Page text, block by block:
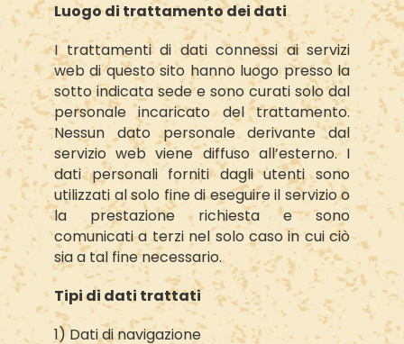
Luogo di trattamento dei dati
I trattamenti di dati connessi ai servizi
web di questo sito hanno luogo presso la
sotto indicata sede e sono curati solo dal
personale incaricato del trattamento.
Nessun dato personale derivante dal
servizio web viene diffuso all’esterno. I
dati personali forniti dagli utenti sono
utilizzati al solo fine di eseguire il servizio o
la prestazione richiesta e sono
comunicati a terzi nel solo caso in cui ciò
sia a tal fine necessario.
Tipi di dati trattati
1) Dati di navigazione